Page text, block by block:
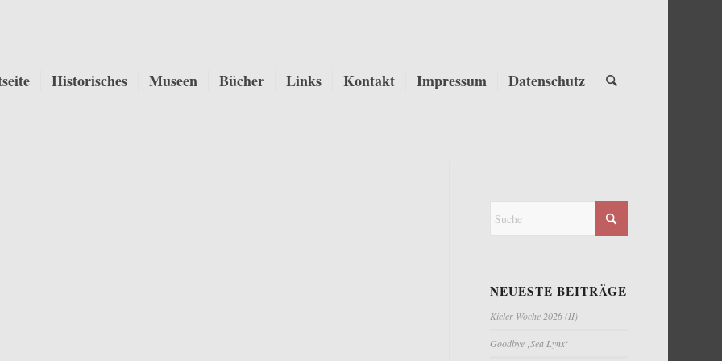
Historisches Museen Bücher Links Kontakt Impressum Datenschutz
NEUESTE BEITRÄGE
Kieler Woche 2026 (II)
Goodbye ‚Sea Lynx‘